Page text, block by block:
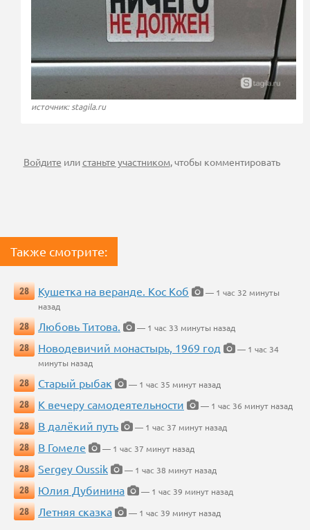
источник: stagila.ru
Войдите илистаньте участником, чтобы комментировать
Также смотрите:
28 Кушетка на веранде. Кос Коб
— 1 час 32 минуты
назад
28
Любовь Титова.
— 1 час 33 минуты назад
28
Новодевичий монастырь, 1969 год
— 1 час 34
минуты назад
28
Старый рыбак
— 1 час 35 минут назад
28
К вечеру самодеятельности
— 1 час 36 минут назад
28
В далёкий путь
— 1 час 37 минут назад
28
В Гомеле
— 1 час 37 минут назад
28
Sergey Oussik
— 1 час 38 минут назад
28
Юлия Дубинина
— 1 час 39 минут назад
28
Летняя сказка — 1 час 39 минут назад